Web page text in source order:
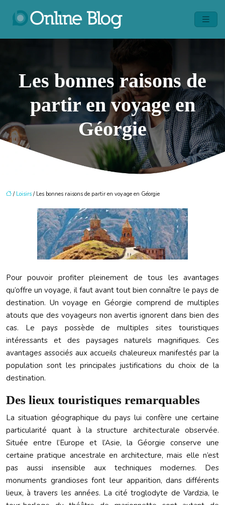
Les bonnes raisons de
partir en voyage en
Géorgie
/ Loisirs / Les bonnes raisons de partir en voyage en Géorgie
Pour pouvoir profiter pleinement de tous les avantages
qu’offre un voyage, il faut avant tout bien connaître le pays de
destination. Un voyage en Géorgie comprend de multiples
atouts que des voyageurs non avertis ignorent dans bien des
cas. Le pays possède de multiples sites touristiques
intéressants et des paysages naturels magnifiques. Ces
avantages associés aux accueils chaleureux manifestés par la
population sont les principales justifications du choix de la
destination.
Des lieux touristiques remarquables
La situation géographique du pays lui confère une certaine
particularité quant à la structure architecturale observée.
Située entre l’Europe et l’Asie, la Géorgie conserve une
certaine pratique ancestrale en architecture, mais elle n’est
pas aussi insensible aux techniques modernes. Des
monuments grandioses font leur apparition, dans différents
lieux, à travers les années. La cité troglodyte de Vardzia, le